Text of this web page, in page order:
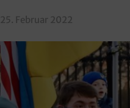
25. Februar 2022